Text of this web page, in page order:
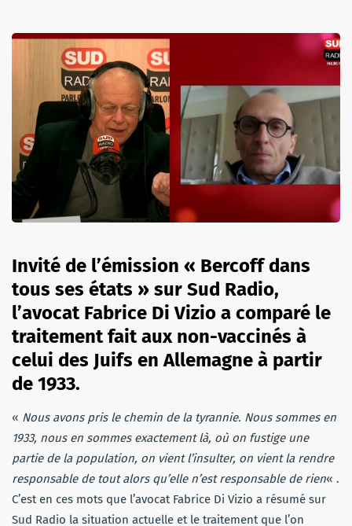
Invité de l’émission « Bercoff dans
tous ses états » sur Sud Radio,
l’avocat Fabrice Di Vizio a comparé le
traitement fait aux non-vaccinés à
celui des Juifs en Allemagne à partir
de 1933.
« Nous avons pris le chemin de la tyrannie. Nous sommes en
1933, nous en sommes exactement là, où on fustige une
partie de la population, on vient l’insulter, on vient la rendre
responsable de tout alors qu’elle n’est responsable de rien« .
C’est en ces mots que l’avocat Fabrice Di Vizio a résumé sur
Sud Radio la situation actuelle et le traitement que l’on